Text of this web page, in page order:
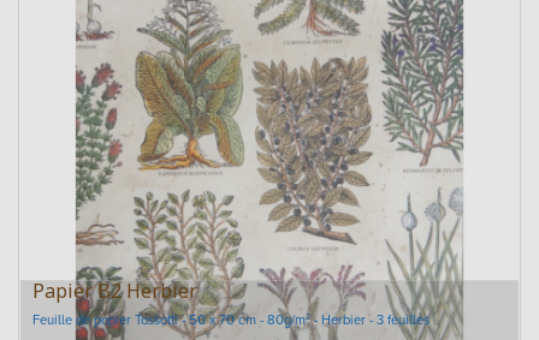
Papier B2 Herbier
Feuille de papier Tassotti - 50 x 70 cm - 80g/m² - Herbier - 3 feuilles